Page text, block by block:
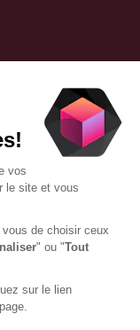
Écully